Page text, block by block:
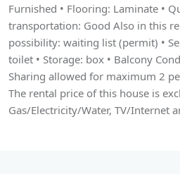
Furnished • Flooring: Laminate •
transportation: Good Also in this
possibility: waiting list (permit) •
toilet • Storage: box • Balcony
Sharing allowed for maximum 2
The rental price of this house is
Gas/Electricity/Water, TV/Internet